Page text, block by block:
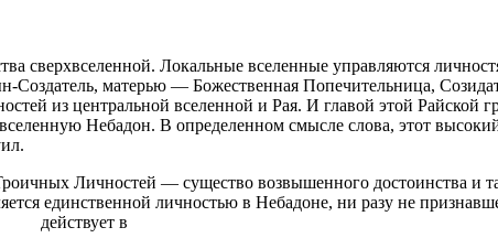
сверхвселенной. Локальные вселенные управляются
Создатель, матерью — Божественная Попечительница,
из центральной вселенной и Рая. И главой этой Райской
Небадон. В определенном смысле слова, этот
Личностей — существо возвышенного достоинства и
единственной личностью в Небадоне, ни разу не
действует в